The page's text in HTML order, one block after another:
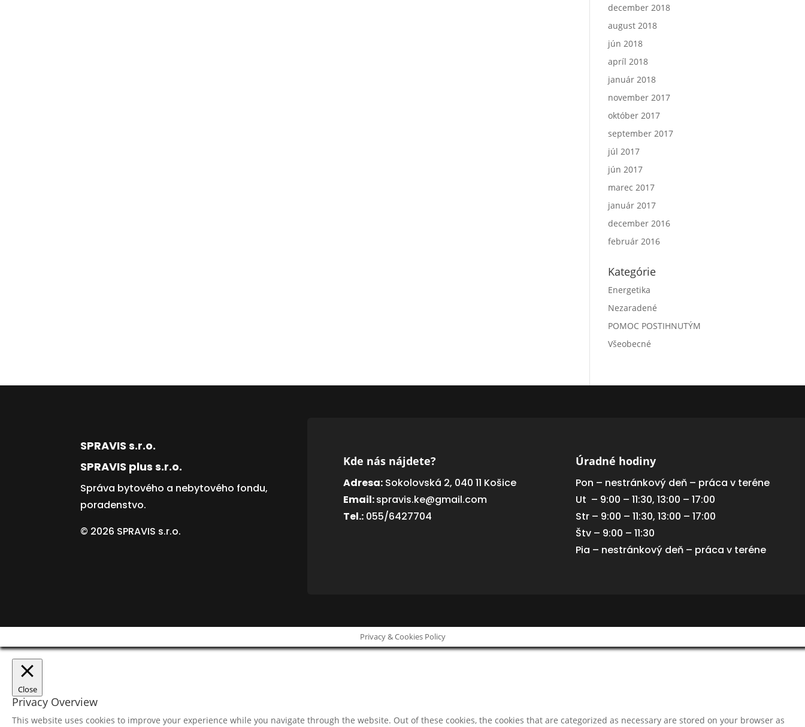
december 2018
august 2018
jún 2018
apríl 2018
január 2018
november 2017
október 2017
september 2017
júl 2017
jún 2017
marec 2017
január 2017
december 2016
február 2016
Kategórie
Energetika
Nezaradené
POMOC POSTIHNUTÝM
Všeobecné
SPRAVIS s.r.o.
SPRAVIS plus s.r.o.
Správa bytového a nebytového fondu,
poradenstvo.
© 2026 SPRAVIS s.r.o.
Kde nás nájdete?
Adresa:Sokolovská 2, 040 11 Košice
Email:spravis.ke@gmail.com
Tel.:055/6427704
Úradné hodiny
Pon – nestránkový deň – práca v teréne
Ut – 9:00 – 11:30, 13:00 – 17:00
Str – 9:00 – 11:30, 13:00 – 17:00
Štv – 9:00 – 11:30
Pia – nestránkový deň – práca v teréne
Privacy & Cookies Policy
Close
Privacy Overview
This website uses cookies to improve your experience while you navigate through the website. Out of these cookies, the cookies that are categorized as necessary are stored on your browser as